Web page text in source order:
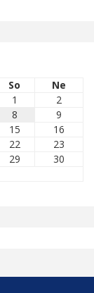
So
Ne
1
2
8
9
15
16
22
23
29
30